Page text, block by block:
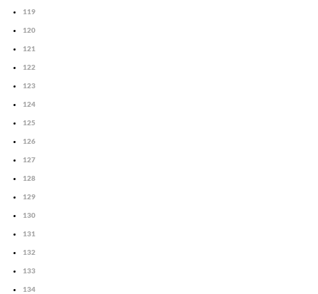
119
120
121
122
123
124
125
126
127
128
129
130
131
132
133
134